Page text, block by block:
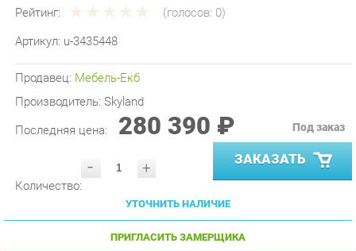
Артикул: u-3435448
Производитель:Skyland
Последняя цена: 280 390 ₽
- ЗАКАЗАТЬ
УТОЧНИТЬ НАЛИЧИЕ
ПРИГЛАСИТЬ ЗАМЕРЩИКА
ГАРАНТИЯ ЛУЧШЕЙ ЦЕНЫ